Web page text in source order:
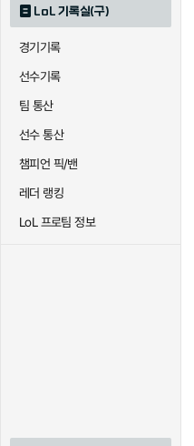
LoL 기록실(구)
경기기록
선수기록
팀 통산
선수 통산
챔피언 픽/밴
레더 랭킹
LoL 프로팀 정보